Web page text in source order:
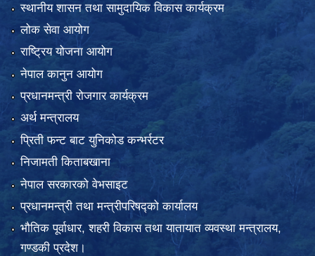
स्थानीय शासन तथा सामुदायिक विकास कार्यक्रम
लोक सेवा आयोग
राष्ट्रिय योजना आयोग
नेपाल कानुन आयोग
प्रधानमन्त्री रोजगार कार्यक्रम
अर्थ मन्त्रालय
प्रिती फन्ट बाट युनिकोड कन्भर्रटर
निजामती किताबखाना
नेपाल सरकारको वेभसाइट
प्रधानमन्त्री तथा मन्त्रीपरिषद्को कार्यालय
भौतिक पूर्वाधार, शहरी विकास तथा यातायात व्यवस्था मन्त्रालय,
गण्डकी प्रदेश।